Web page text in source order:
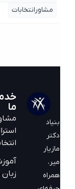
مشاورانتخابات
مازیار
همراه
خدمات
مشاوره و
استراتژی
انتخاباتی
آموزش
زبان بدن